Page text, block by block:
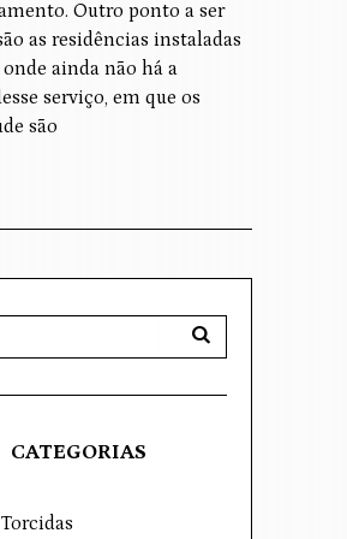
Outro ponto a ser
as residências instaladas
ainda não há a
serviço, em que os
são
CATEGORIAS